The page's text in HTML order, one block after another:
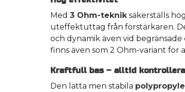
Med 3 Ohm-tekniksäkerställs
uteffektuttag från förstärkaren.
och dynamik även vid
finns även som 2 Ohm-variant för
Kraftfull bas – alltid
Den lätta men stabila